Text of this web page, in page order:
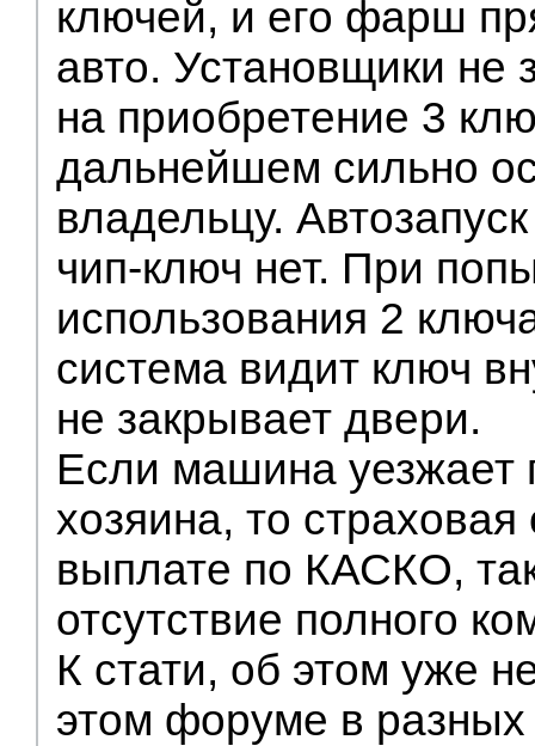
ключей, и его фарш
авто. Установщики не
на приобретение 3
дальнейшем сильно
владельцу.
чип-ключ нет. При
использования 2
система видит ключ
не закрывает двери.
Если машина уезжает
хозяина, то страховая
выплате по КАСКО,
отсутствие полного
К стати, об этом уже
этом форуме в разных